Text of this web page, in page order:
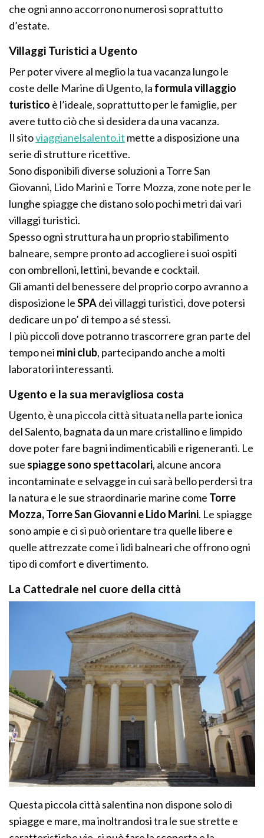
che ogni anno accorrono numerosi soprattutto
d’estate.
Villaggi Turistici a Ugento
Per poter vivere al meglio la tua vacanza lungo le
coste delle Marine di Ugento, la formula villaggio
turistico è l’ideale, soprattutto per le famiglie, per
avere tutto ciò che si desidera da una vacanza.
Il sitoviaggianelsalento.it mette a disposizione una
serie di strutture ricettive.
Sono disponibili diverse soluzioni a Torre San
Giovanni, Lido Marini e Torre Mozza, zone note per le
lunghe spiagge che distano solo pochi metri dai vari
villaggi turistici.
Spesso ogni struttura ha un proprio stabilimento
balneare, sempre pronto ad accogliere i suoi ospiti
con ombrelloni, lettini, bevande e cocktail.
Gli amanti del benessere del proprio corpo avranno a
disposizione leSPAdei villaggi turistici, dove potersi
dedicare un po’ di tempo a sé stessi.
I più piccoli dove potranno trascorrere gran parte del
tempo nei mini club, partecipando anche a molti
laboratori interessanti.
Ugento e la sua meravigliosa costa
Ugento, è una piccola città situata nella parte ionica
del Salento, bagnata da un mare cristallino e limpido
dove poter fare bagni indimenticabili e rigeneranti. Le
sue spiagge sono spettacolari, alcune ancora
incontaminate e selvagge in cui sarà bello perdersi tra
la natura e le sue straordinarie marine come Torre
Mozza, Torre San Giovanni e Lido Marini. Le spiagge
sono ampie e ci si può orientare tra quelle libere e
quelle attrezzate come i lidi balneari che offrono ogni
tipo di comfort e divertimento.
La Cattedrale nel cuore della città
Questa piccola città salentina non dispone solo di
spiagge e mare, ma inoltrandosi tra le sue strette e